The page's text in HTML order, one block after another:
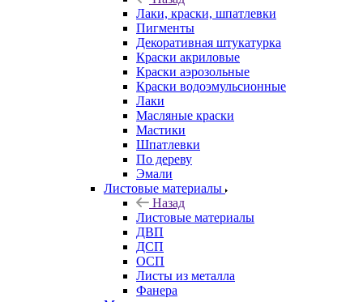
Лаки, краски, шпатлевки
Пигменты
Декоративная штукатурка
Краски акриловые
Краски аэрозольные
Краски водоэмульсионные
Лаки
Масляные краски
Мастики
Шпатлевки
По дереву
Эмали
Листовые материалы
Назад
Листовые материалы
ДВП
ДСП
ОСП
Листы из металла
Фанера